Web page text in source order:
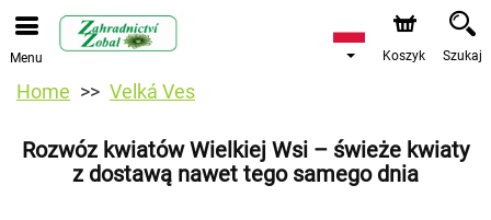
Menu Koszyk Szukaj
Home Velká Ves
Rozwóz kwiatów Wielkiej Wsi – świeże kwiaty
z dostawą nawet tego samego dnia